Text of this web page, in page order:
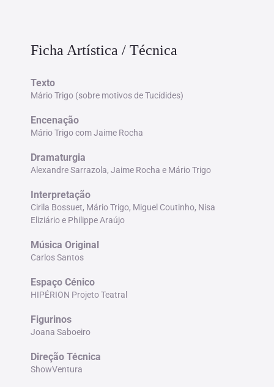
Ficha Artística / Técnica
Texto
Mário Trigo (sobre motivos de Tucídides)
Encenação
Mário Trigo com Jaime Rocha
Dramaturgia
Alexandre Sarrazola, Jaime Rocha e Mário Trigo
Interpretação
Cirila Bossuet, Mário Trigo, Miguel Coutinho, Nisa
Eliziário e Philippe Araújo
Música Original
Carlos Santos
Espaço Cénico
HIPÉRION Projeto Teatra
Figurinos
Joana Saboeiro
Direção Técnica
ShowVentura